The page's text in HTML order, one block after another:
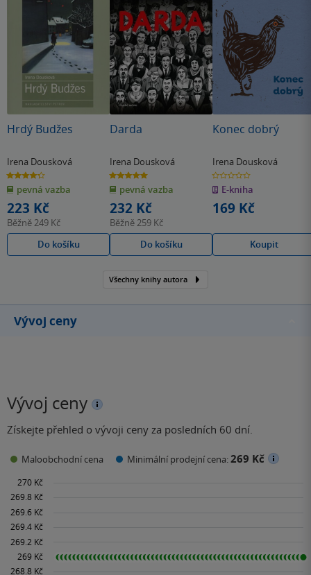
Hrdý Budžes
Irena Dousková
4.3
z
5
hvězdiček
pevná vazba
223 Kč
Běžně 249 Kč
Do košíku
Darda
Irena Dousková
5.0
z
5
hvězdiček
pevná vazba
232 Kč
Běžně 259 Kč
Do košíku
Konec dobrý
Irena Dousková
0.0
z
5
hvězdiček
E-kniha
169 Kč
Koupit
Všechny knihy autora
Vývoj ceny
Vývoj ceny
Získejte přehled o vývoji ceny za posledních 60 dní.
Maloobchodní cena Minimální prodejní cena:269 Kč